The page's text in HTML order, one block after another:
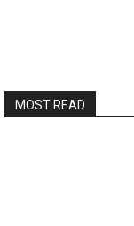
MOST READ